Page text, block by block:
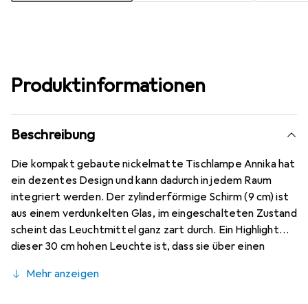
Produktinformationen
Beschreibung
Die kompakt gebaute nickelmatte Tischlampe Annika hat
ein dezentes Design und kann dadurch in jedem Raum
integriert werden. Der zylinderförmige Schirm (9 cm) ist
aus einem verdunkelten Glas, im eingeschalteten Zustand
scheint das Leuchtmittel ganz zart durch. Ein Highlight
dieser 30 cm hohen Leuchte ist, dass sie über einen
ganz einfach ein- und ausschalten. Da die Leuchte mit
Mehr anzeigen